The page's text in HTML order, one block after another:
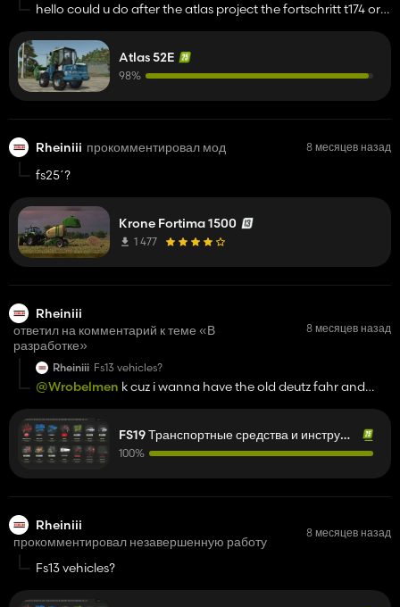
hello could u do after the atlas project the fortschritt t174 or
Atlas 52E
98%
Rheiniii прокомментировал мод 8 месяцев назад
fs25´?
Krone Fortima 1500
1 477
Rheiniii
ответил на комментарий к теме «В
разработке»
8 месяцев назад
Rheiniii Fs13 vehicles?
@Wrobelmen k cuz i wanna have the old deutz fahr and
FS19 Транспортные средства и инструменты (L-R)
100%
Rheiniii
прокомментировал незавершенную работу
8 месяцев назад
Fs13 vehicles?